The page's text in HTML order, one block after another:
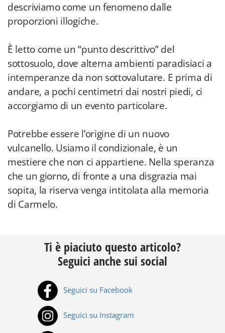
descriviamo come un fenomeno dalle
proporzioni illogiche.
È letto come un “punto descrittivo” del
sottosuolo, dove alterna ambienti paradisiaci a
intemperanze da non sottovalutare. E prima di
andare, a pochi centimetri dai nostri piedi, ci
accorgiamo di un evento particolare.
Potrebbe essere l’origine di un nuovo
vulcanello. Usiamo il condizionale, è un
mestiere che non ci appartiene. Nella speranza
che un giorno, di fronte a una disgrazia mai
sopita, la riserva venga intitolata alla memoria
di Carmelo.
Ti è piaciuto questo articolo?
Seguici anche sui social
Seguici su Facebook
Seguici su Instagram